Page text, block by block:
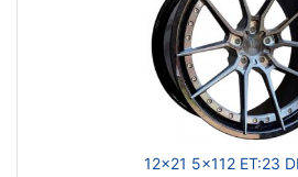
12x21 5x112 ET:23